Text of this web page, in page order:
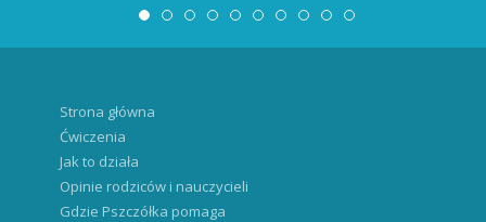
Strona główna
Ćwiczenia
Jak to działa
Opinie rodziców i nauczycieli
Gdzie Pszczółka pomaga